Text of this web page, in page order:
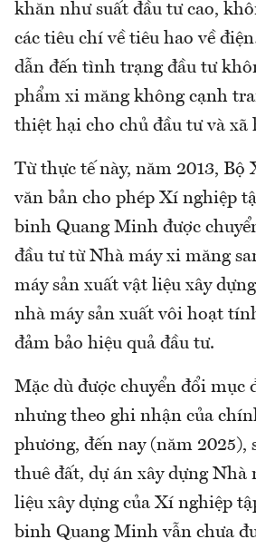
khăn như suất đầu tư cao,
các tiêu chí về tiêu hao về
dẫn đến tình trạng đầu tư
phẩm xi măng không cạnh
thiệt hại cho chủ đầu tư và xã
Từ thực tế này, năm 2013, Bộ
văn bản cho phép Xí nghiệp
binh Quang Minh được
đầu tư từ Nhà máy xi măng
máy sản xuất vật liệu xây
nhà máy sản xuất vôi hoạt
đảm bảo hiệu quả đầu tư.
Mặc dù được chuyển đổi mục
nhưng theo ghi nhận của
phương, đến nay (năm 2025),
thuê đất, dự án xây dựng Nhà
liệu xây dựng của Xí nghiệp
binh Quang Minh vẫn chưa